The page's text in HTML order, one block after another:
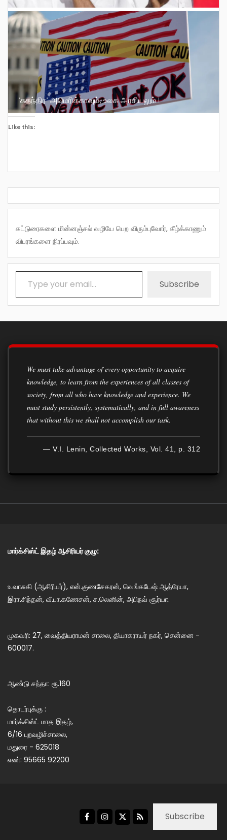
‘சுதந்திர’ அமெரிக்காவும், உலக அரசியலும் !
Like this:
கட்டுரைகளை மின்னஞ்சல் வழியே பெற விரும்புவோர், கீழ்க்காணும்
விபரங்களை நிரப்பவும்.
Type your email…
Subscribe
We must take advantage of every opportunity to acquire
knowledge, to learn from the experiences of all classes of
society, from all who have knowledge and experience. We
must study persistently, systematically, and in full awareness
that without this we shall not accomplish our task.
— V.I. Lenin, Collected Works, Vol. 41, p. 312
மார்க்சிஸ்ட் இதழ் ஆசிரியர் குழு:
உ.வாசுகி (ஆசிரியர்), என்.குணசேகரன், வெங்கடேஷ் ஆத்ரேயா,
இரா.சிந்தன், வீ.பா.கணேசன், ச.லெனின், அபிநவ் சூர்யா.
முகவரி: 27, வைத்தியராமன் சாலை, தியாகராயர் நகர், சென்னை -
600017.
ஆண்டு சந்தா: ரூ.160
தொடர்புக்கு :
மார்க்சிஸ்ட் மாத இதழ்,
6/16 புறவழிச்சாலை,
மதுரை - 625018
எண்: 95665 92200
Subscribe